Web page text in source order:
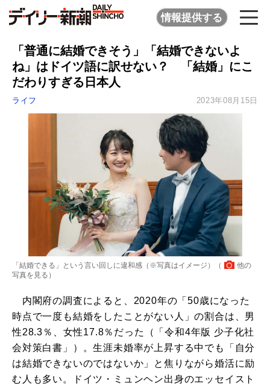
情報提供する
「普通に結婚できそう」「結婚できないよ
ね」はドイツ語に訳せない？ 「結婚」にこ
だわりすぎる日本人
ライフ 2023年08月15日
「結婚できる」という言い回しに違和感（※写真はイメージ）（
他の
写真を見る ）
内閣府の調査によると、2020年の「50歳になった
時点で一度も結婚をしたことがない人」の割合は、男
性28.3％、女性17.8％だった（「令和4年版 少子化社
会対策白書」）。生涯未婚率が上昇する中でも「自分
は結婚できないのではないか」と焦りながら婚活に励
む人も多い。ドイツ・ミュンヘン出身のエッセイスト